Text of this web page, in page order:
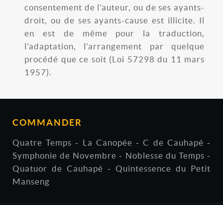
consentement de l'auteur, ou de ses ayants-
droit, ou de ses ayants-cause est illicite. Il
en est de même pour la traduction,
l'adaptation, l'arrangement par quelque
procédé que ce soit (Loi 57298 du 11 mars
1957).
COMMANDER
Quatre Temps - La Canopée -C de Cauhapé -
Symphonie de Novembre - Noblesse du Temps -
Quatuor de Cauhapé - Quintessence du Petit
Manseng